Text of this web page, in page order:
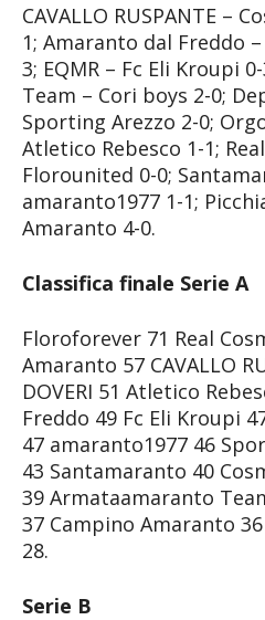
CAVALLO RUSPANTE –
1; Amaranto dal Freddo
3; EQMR – Fc Eli Kroupi
Team – Cori boys 2-0;
Sporting Arezzo 2-0;
Atletico Rebesco 1-1;
Florounited 0-0;
amaranto1977 1-1;
Amaranto 4-0.
Classifica finale Serie A
Floroforever 71 Real
Amaranto 57 CAVALLO
DOVERI 51 Atletico
Freddo 49 Fc Eli Kroupi
47 amaranto1977 46
43 Santamaranto 40
39 Armataamaranto
37 Campino Amaranto
28.
Serie B